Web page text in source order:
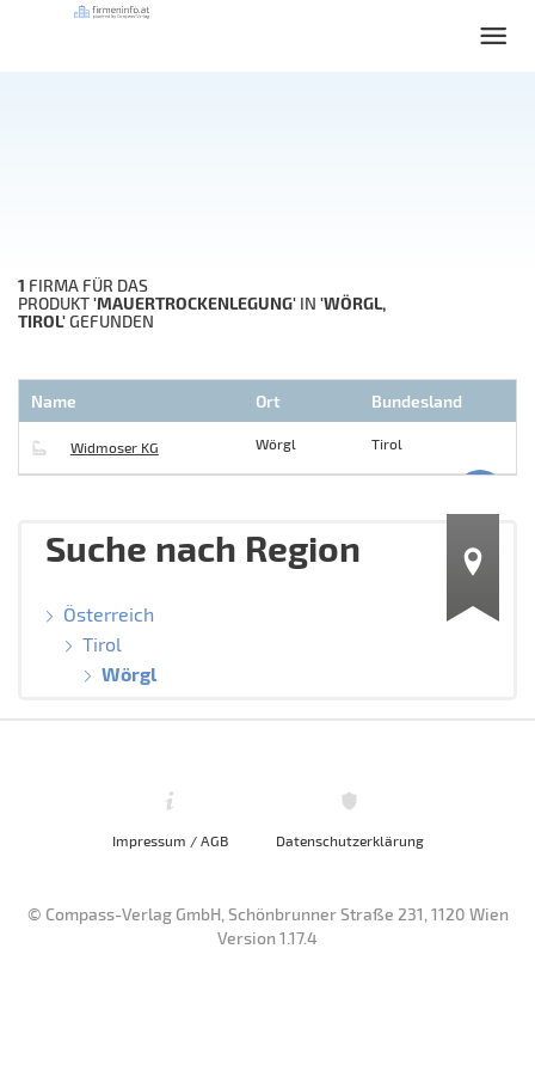
1 FIRMA FÜR DAS
PRODUKT'MAUERTROCKENLEGUNG' IN 'WÖRGL,
TIROL'GEFUNDEN
Name Ort Bundesland
Widmoser KG Wörgl Tirol
Suche nach Region
Österreich
Tirol
Wörgl
Impressum / AGB Datenschutzerklärung
© Compass-Verlag GmbH, Schönbrunner Straße 231, 1120 Wien
Version 1.17.4